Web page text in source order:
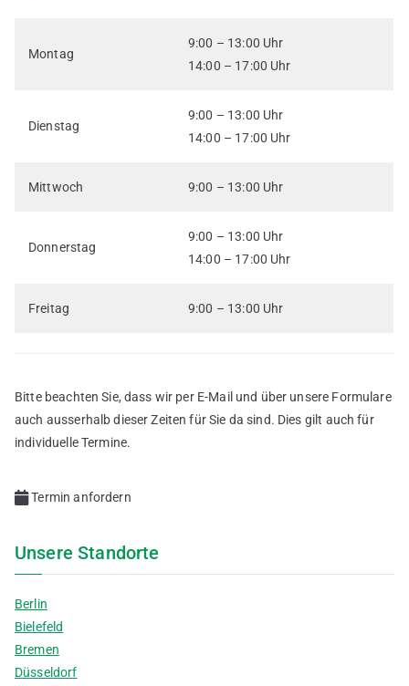
Montag
9:00 – 13:00 Uhr
14:00 – 17:00 Uhr
Dienstag
9:00 – 13:00 Uhr
14:00 – 17:00 Uhr
Mittwoch 9:00 – 13:00 Uhr
Donnerstag
9:00 – 13:00 Uhr
14:00 – 17:00 Uhr
Freitag 9:00 – 13:00 Uhr
Bitte beachten Sie, dass wir per E-Mail und über unsere Formulare
auch ausserhalb dieser Zeiten für Sie da sind. Dies gilt auch für
individuelle Termine.
Termin anfordern
Unsere Standorte
Berlin
Bielefeld
Bremen
Düsseldorf